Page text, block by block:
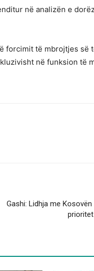
në analizën e
forcimit të mbrojtjes së
në funksion të
Gashi: Lidhja me